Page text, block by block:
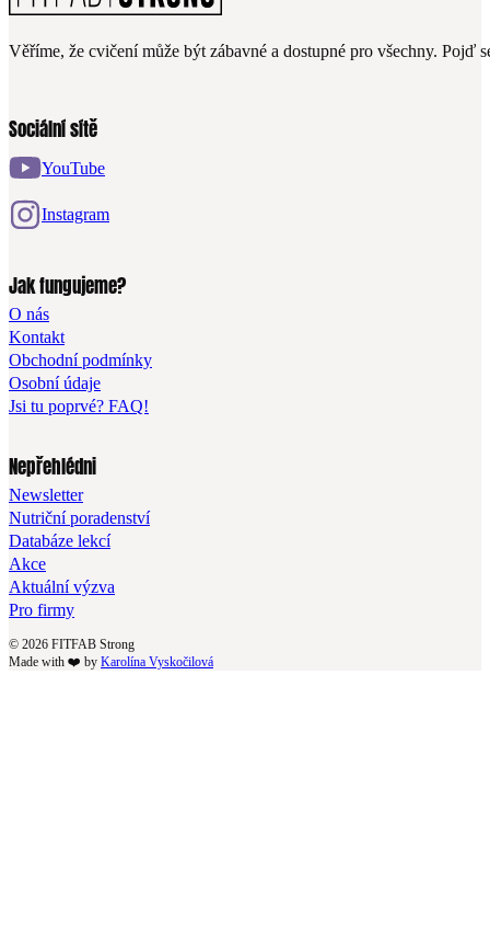
Věříme, že cvičení může být zábavné a dostupné pro všechny. Pojď
Sociální sítě
YouTube
Instagram
Jak fungujeme?
O nás
Kontakt
Obchodní podmínky
Osobní údaje
Jsi tu poprvé? FAQ!
Nepřehlédni
Newsletter
Nutriční poradenství
Databáze lekcí
Akce
Aktuální výzva
Pro firmy
© 2026 FITFAB Strong
Made with ❤️ by Karolína Vyskočilová